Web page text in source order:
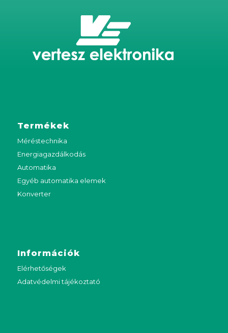
Termékek
Méréstechnika
Energiagazdálkodás
Automatika
Egyéb automatika elemek
Konverter
Információk
Elérhetőségek
Adatvédelmi tájékoztató